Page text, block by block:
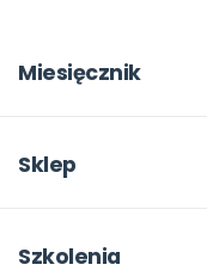
Miesięcznik
W numerze
Pomoce dydaktyczne
Sklep
Moje zakupy
Szkolenia